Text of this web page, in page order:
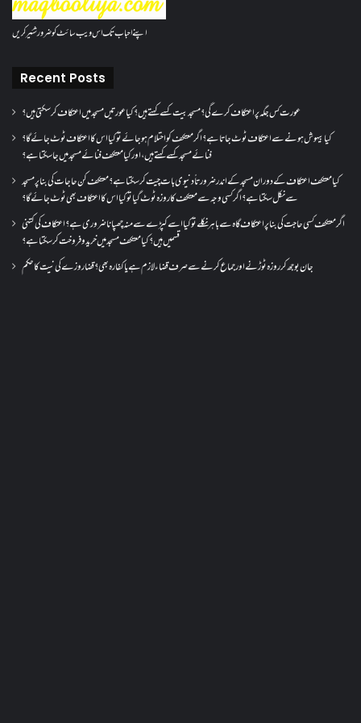
اپنے احباب تک اس ویب سائٹ کو ضرور شئیر کریں
Recent Posts
عورت کس جگہ پر اعتکاف کرے گی؟مسجد بیت کسے کہتے ہیں؟کیا عورتیں مسجد میں اعتکاف کر سکتی ہیں؟
کیا بیہوش ہونے سے اعتکاف ٹوٹ جاتا ہے؟ اگر معتکف کو احتلام ہو جائے تو کیا اس کا اعتکاف ٹوٹ جائے گا؟
فنائے مسجد کسے کہتے ہیں ، اور کیا معتکف فنائے مسجد میں جا سکتا ہے؟
کیا معتکف اعتکاف کے دوران مسجد کے اندر ضرورتاً دنیوی بات چیت کر سکتا ہے؟معتکف کن حاجات کی بنا پر مسجد
سے نکل سکتا ہے؟ اگر کسی وجہ سے معتکف کا روزہ ٹوٹ گیا تو کیا اس کا اعتکاف بھی ٹوٹ جائے گا؟
اگر معتکف کسی حاجت کی بنا پر اعتکاف گاہ سے باہر نکلے تو کیا اسے کپڑے سے منہ چھپانا ضروری ہے؟اعتکاف کی کتنی
قسمیں ہیں؟کیا معتکف مسجد میں خرید و فروخت کر سکتا ہے؟
جان بوجھ کر روزہ ٹوڑنے اور جماع کرنے سے صرف قضاء لازم ہے یا کفارہ بھی؟ قضا روزے کی نیت کا حکم